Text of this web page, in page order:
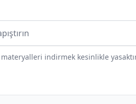
indirmek kesinlikle